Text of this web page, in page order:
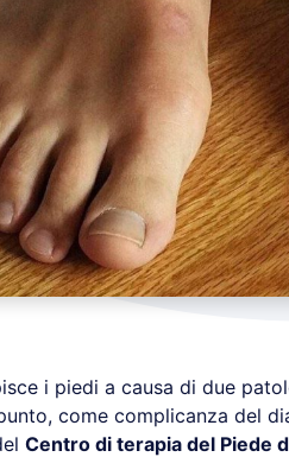
i piedi a causa di due
come complicanza del
Centro di terapia del Piede